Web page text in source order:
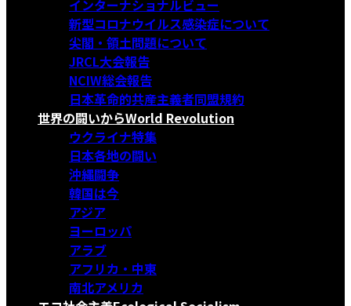
インターナショナルビュー
新型コロナウイルス感染症について
尖閣・領土問題について
JRCL大会報告
NCIW総会報告
日本革命的共産主義者同盟規約
世界の闘いからWorld Revolution
ウクライナ特集
日本各地の闘い
沖縄闘争
韓国は今
アジア
ヨーロッパ
アラブ
アフリカ・中東
南北アメリカ